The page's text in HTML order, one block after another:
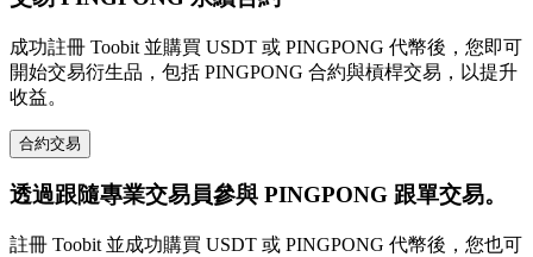
成功註冊 Toobit 並購買 USDT 或 PINGPONG 代幣後，您即可
開始交易衍生品，包括 PINGPONG 合約與槓桿交易，以提升
收益。
合約交易
透過跟隨專業交易員參與 PINGPONG 跟單交易。
註冊 Toobit 並成功購買 USDT 或 PINGPONG 代幣後，您也可